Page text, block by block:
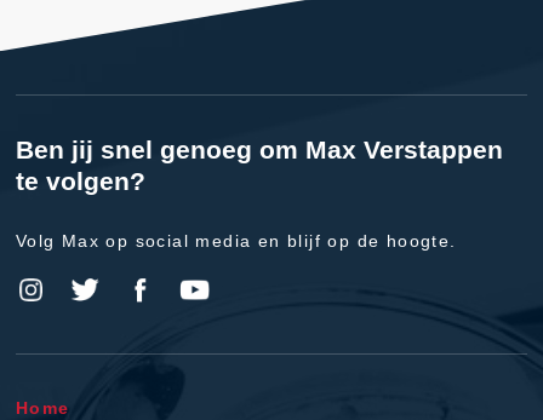
Ben jij snel genoeg om Max Verstappen
te volgen?
Volg Max op social media en blijf op de hoogte.
Home